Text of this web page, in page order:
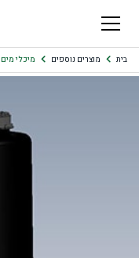
בית מוצרים נוספים מיכלי מים